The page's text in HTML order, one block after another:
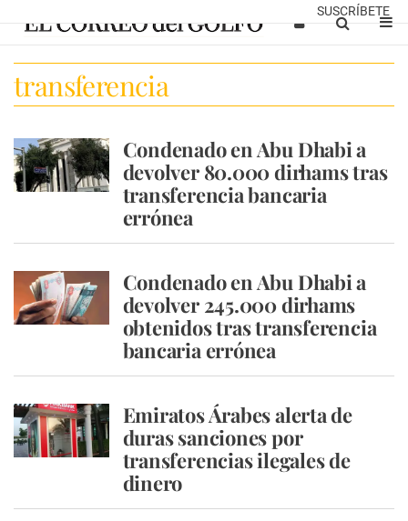
SUSCRÍBETE
transferencia
Condenado en Abu Dhabi a
devolver 80.000 dirhams tras
transferencia bancaria
errónea
Condenado en Abu Dhabi a
devolver 245.000 dirhams
obtenidos tras transferencia
bancaria errónea
Emiratos Árabes alerta de
duras sanciones por
transferencias ilegales de
dinero